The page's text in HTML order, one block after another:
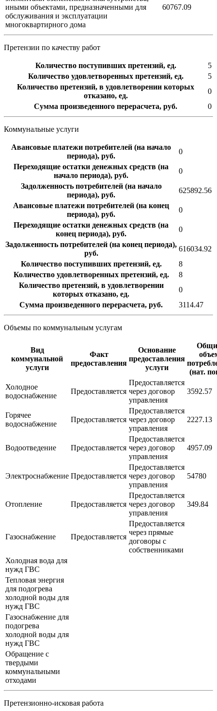
иными объектами, предназначенными для
обслуживания и эксплуатации
многоквартирного дома
60767.09
Претензии по качеству работ
Количество поступивших претензий, ед.
5
Количество удовлетворенных претензий, ед.
5
Количество претензий, в удовлетворении которых
отказано, ед.
0
Сумма произведенного перерасчета, руб.
0
Коммунальные услуги
Авансовые платежи потребителей (на начало
периода), руб.
0
Переходящие остатки денежных средств (на
начало периода), руб.
0
Задолженность потребителей (на начало
периода), руб.
625892.56
Авансовые платежи потребителей (на конец
периода), руб.
0
Переходящие остатки денежных средств (на
конец периода), руб.
0
Задолженность потребителей (на конец периода),
руб.
616034.92
Количество поступивших претензий, ед.
8
Количество удовлетворенных претензий, ед.
8
Количество претензий, в удовлетворении
которых отказано, ед.
0
Сумма произведенного перерасчета, руб.
3114.47
Объемы по коммунальным услугам
Вид
коммунальной
услуги
Факт
предоставления
Основание
предоставления
услуги
(нат.
Холодное
водоснабжение
Предоставляется
Предоставляется
через договор
управления
3592.57
Горячее
водоснабжение
Предоставляется
Предоставляется
через договор
управления
2227.13
Водоотведение Предоставляется
Предоставляется
через договор
управления
4957.09
Электроснабжение Предоставляется
Предоставляется
через договор
управления
54780
Отопление Предоставляется
Предоставляется
через договор
управления
349.84
Газоснабжение Предоставляется
Предоставляется
через прямые
договоры с
собственниками
Холодная вода для
нужд ГВС
Тепловая энергия
для подогрева
холодной воды для
нужд ГВС
Газоснабжение для
подогрева
холодной воды для
нужд ГВС
Обращение с
твердыми
коммунальными
отходами
Претензионно-исковая работа